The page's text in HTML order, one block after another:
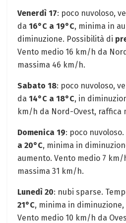
Venerdì 17: poco nuvoloso,
da 16°C a 19°C, minima in
diminuzione. Possibilità di
Vento medio 16 km/h da
massima 46 km/h.
Sabato 18: poco nuvoloso,
da 14°C a 18°C, in
km/h da Nord-Ovest, raffica
Domenica 19: poco
a 20°C, minima in
aumento. Vento medio 7 km/
massima 31 km/h.
Lunedì 20: nubi sparse.
21°C, minima in
Vento medio 10 km/h da